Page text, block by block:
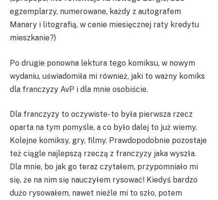
egzemplarzy, numerowane, każdy z autografem
Manary i litografią, w cenie miesięcznej raty kredytu
mieszkanie?)
Po drugie ponowna lektura tego komiksu, w nowym
wydaniu, uświadomiła mi również, jaki to ważny komiks
dla franczyzy AvP i dla mnie osobiście.
Dla franczyzy to oczywiste- to była pierwsza rzecz
oparta na tym pomyśle, a co było dalej to już wiemy.
Kolejne komiksy, gry, filmy. Prawdopodobnie pozostaje
też ciągle najlepszą rzeczą z franczyzy jaka wyszła.
Dla mnie, bo jak go teraz czytałem, przypomniało mi
się, że na nim się nauczyłem rysować! Kiedyś bardzo
dużo rysowałem, nawet nieźle mi to szło, potem